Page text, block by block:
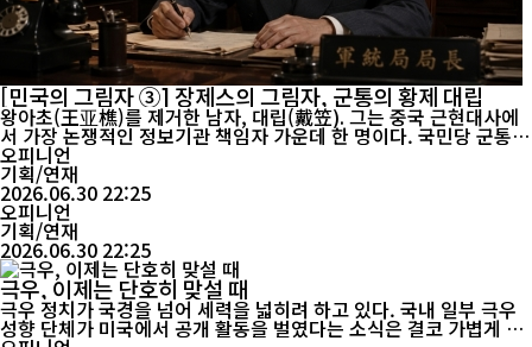
[민국의 그림자 ③] 장제스의 그림자, 군통의 황제 대립
왕아초(王亚樵)를 제거한 남자, 대립(戴笠). 그는 중국 근현대사에
서 가장 논쟁적인 정보기관 책임자 가운데 한 명이다. 국민당 군통
(軍統)의 실질적 지휘자로 장제스의 절대적 신임을 받았고, 한때 중
국 전역을 뒤덮은 정보·감시·첩보망을 움직였다. 그의 삶은 한 개인
의 출세기가 아니라, 혼란한 시대가 권력을 어떻게 만들고 비대하게
오피니언
기획/연재
2026.06.30 22:25
오피니언
기획/연재
2026.06.30 22:25
극우, 이제는 단호히 맞설 때
극우 정치가 국경을 넘어 세력을 넓히려 하고 있다. 국내 일부 극우
성향 단체가 미국에서 공개 활동을 벌였다는 소식은 결코 가볍게 넘